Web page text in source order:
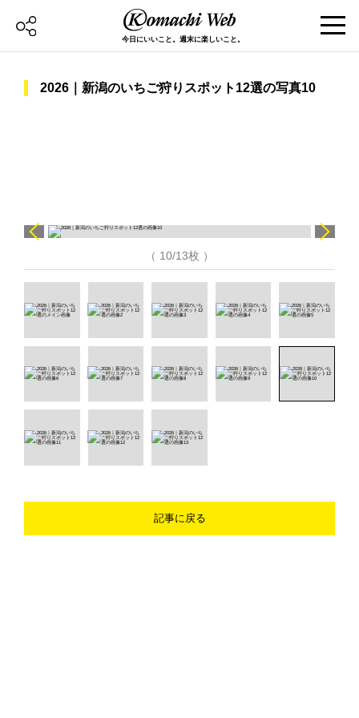
今日にいいこと。週末に楽しいこと。
2026｜新潟のいちご狩りスポット12選の写真10
（ 10/13枚 ）
記事に戻る